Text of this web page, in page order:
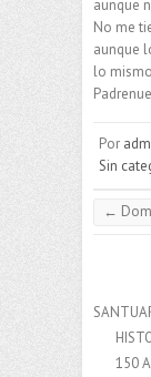
aunque
No me
aunque
lo
Por
Sin
←
150